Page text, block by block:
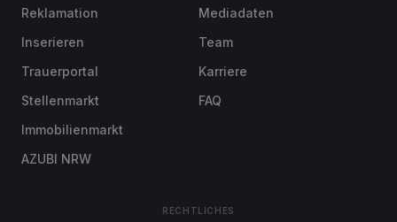
Reklamation
Inserieren
Trauerportal
Stellenmarkt
Immobilienmarkt
AZUBI NRW
Mediadaten
Team
Karriere
FAQ
RECHTLICHES